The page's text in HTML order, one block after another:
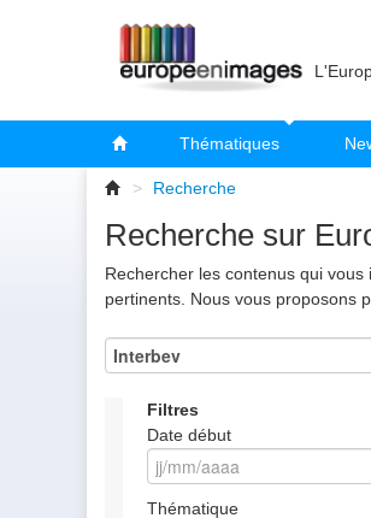
Thématiques
> Recherche
Recherche sur
Rechercher les contenus qui
pertinents. Nous vous proposons
Filtres
Date début
Thématique